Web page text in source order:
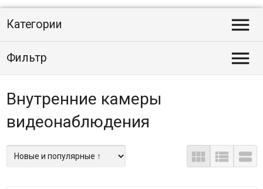
Категории 
Фильтр 
Внутренние камеры
видеонаблюдения
  